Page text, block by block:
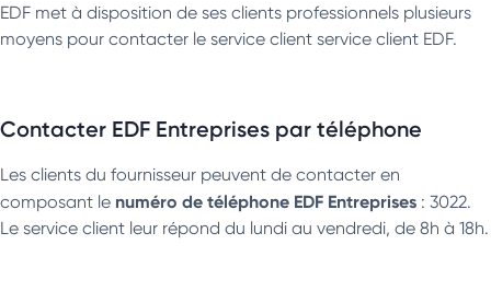
EDF met à disposition de ses clients professionnels plusieurs
moyens pour contacter le service client service client EDF.
Contacter EDF Entreprises par téléphone
Les clients du fournisseur peuvent de contacter en
composant le numéro de téléphone EDF Entreprises : 3022.
Le service client leur répond du lundi au vendredi, de 8h à 18h.